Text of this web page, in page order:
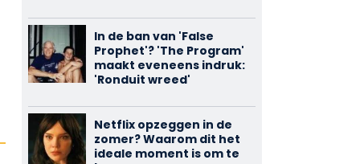
In de ban van 'False
Prophet'? 'The Program'
maakt eveneens indruk:
'Ronduit wreed'
Netflix opzeggen in de
zomer? Waarom dit het
ideale moment is om te